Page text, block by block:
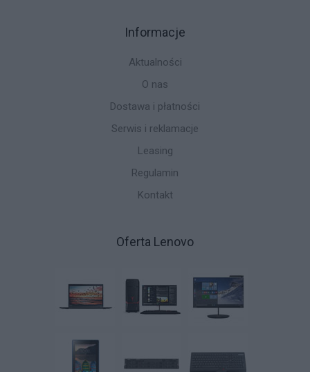
Informacje
Aktualności
O nas
Dostawa i płatności
Serwis i reklamacje
Leasing
Regulamin
Kontakt
Oferta Lenovo